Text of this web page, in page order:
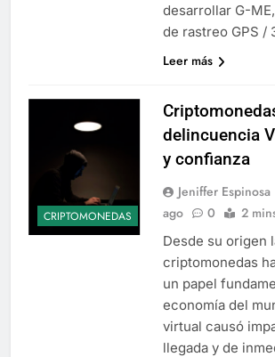
desarrollar G-
de rastreo GPS /
Leer más
CRIPTOMONEDAS
delincuencia
y confianza
Jeniffer Espinosa
ago
0 2
Desde su origen
criptomonedas
un papel
economía del
virtual causó
llegada y de